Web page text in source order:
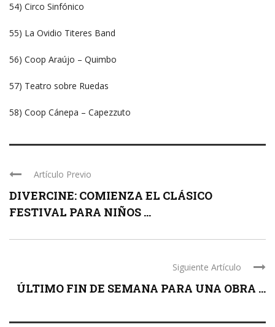
54) Circo Sinfónico
55) La Ovidio Titeres Band
56) Coop Araújo – Quimbo
57) Teatro sobre Ruedas
58) Coop Cánepa – Capezzuto
Artículo Previo
DIVERCINE: COMIENZA EL CLÁSICO
FESTIVAL PARA NIÑOS ...
Siguiente Artículo
ÚLTIMO FIN DE SEMANA PARA UNA OBRA ...